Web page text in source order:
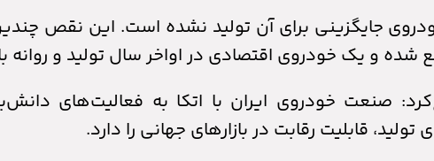
جایگزینی برای آن تولید نشده است. این نقص
و یک خودروی اقتصادی در اواخر سال تولید و روانه
صنعت خودروی ایران با اتکا به فعالیت‌های
قابلیت رقابت در بازار‌های جهانی را دارد.